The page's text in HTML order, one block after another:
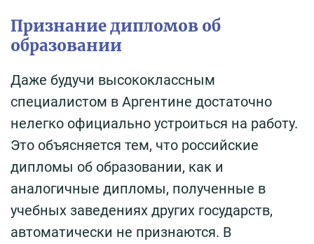
Признание дипломов об
образовании
Даже будучи высококлассным
специалистом в Аргентине достаточно
нелегко официально устроиться на работу.
Это объясняется тем, что российские
дипломы об образовании, как и
аналогичные дипломы, полученные в
учебных заведениях других государств,
автоматически не признаются. В